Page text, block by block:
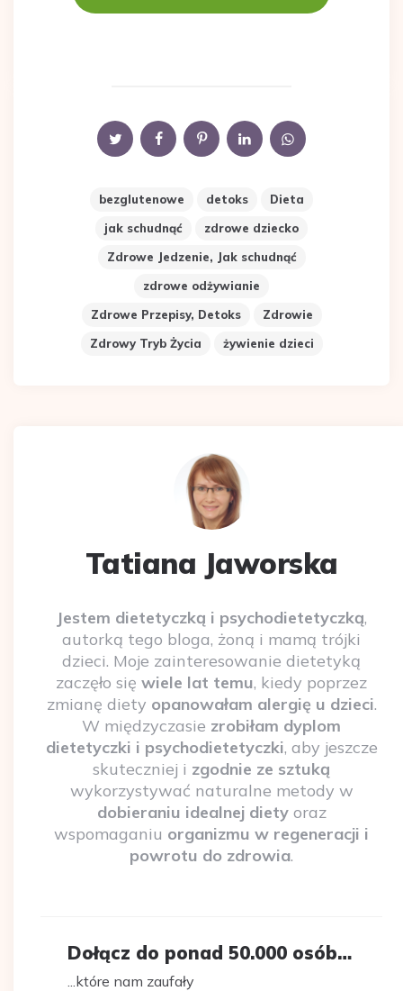
bezglutenowe detoks
Dieta
jak schudnąć
zdrowe dziecko
Zdrowe Jedzenie, Jak schudnąć
zdrowe odżywianie
Zdrowe Przepisy, Detoks
Zdrowie
Zdrowy Tryb Życia
żywienie dzieci
Tatiana Jaworska
Jestem dietetyczką i psychodietetyczką,
autorką tego bloga, żoną i mamą trójki
dzieci. Moje zainteresowanie dietetyką
zaczęło się wiele lat temu, kiedy poprzez
zmianę diety opanowałam alergię u dzieci.
W międzyczasie zrobiłam dyplom
dietetyczki i psychodietetyczki, aby jeszcze
skuteczniej i zgodnie ze sztuką
wykorzystywać naturalne metody w
dobieraniu idealnej dietyoraz
wspomaganiu organizmu w regeneracji i
powrotu do zdrowia.
Dołącz do ponad 50.000 osób…
...które nam zaufały